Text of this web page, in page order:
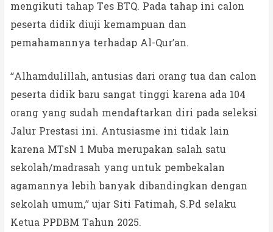
mengikuti tahap Tes BTQ. Pada tahap ini calon
peserta didik diuji kemampuan dan
pemahamannya terhadap Al-Qur’an.
“Alhamdulillah, antusias dari orang tua dan calon
peserta didik baru sangat tinggi karena ada 104
orang yang sudah mendaftarkan diri pada seleksi
Jalur Prestasi ini. Antusiasme ini tidak lain
karena MTsN 1 Muba merupakan salah satu
sekolah/madrasah yang untuk pembekalan
agamannya lebih banyak dibandingkan dengan
sekolah umum,” ujar Siti Fatimah, S.Pd selaku
Ketua PPDBM Tahun 2025.